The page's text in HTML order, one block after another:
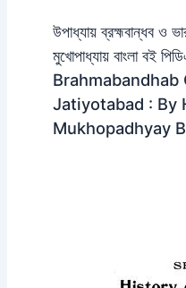
উপাধ্যায় ব্রহ্মবান্ধব ও
মুখোপাধ্যায় বাংলা বই
Brahmabandhab
Jatiyotabad : By
Mukhopadhyay